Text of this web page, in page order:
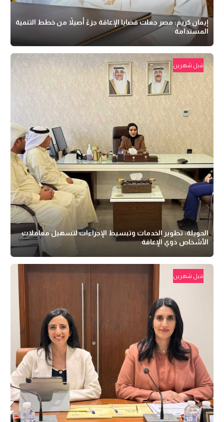
إيمان كريم: مصر جعلت قضايا الإعاقة جزءً أصيلاً من خطط التنمية
المستدامة
قبل شهرين
الحويلة: تطوير الخدمات وتبسيط الإجراءات لتسهيل معاملات
الأشخاص ذوي الإعاقة
قبل شهرين